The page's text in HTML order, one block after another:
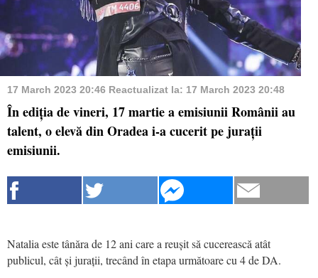
17 March 2023 20:46 Reactualizat la: 17 March 2023 20:48
În ediția de vineri, 17 martie a emisiunii Românii au
talent, o elevă din Oradea i-a cucerit pe jurații
emisiunii.
Natalia este tânăra de 12 ani care a reușit să cucerească atât
publicul, cât și jurații, trecând în etapa următoare cu 4 de DA.